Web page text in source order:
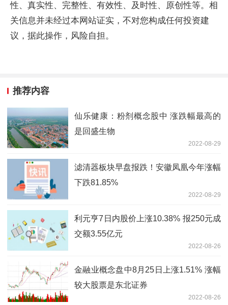
性、真实性、完整性、有效性、及时性、原创性等。相
关信息并未经过本网站证实，不对您构成任何投资建
议，据此操作，风险自担。
推荐内容
仙乐健康：粉剂概念股中 涨跌幅最高的
是回盛生物
2022-08-29
滤清器板块早盘报跌！安徽凤凰今年涨幅
下跌81.85%
2022-08-29
利元亨7日内股价上涨10.38% 报250元成
交额3.55亿元
2022-08-26
金融业概念盘中8月25日上涨1.51% 涨幅
较大股票是东北证券
2022-08-26